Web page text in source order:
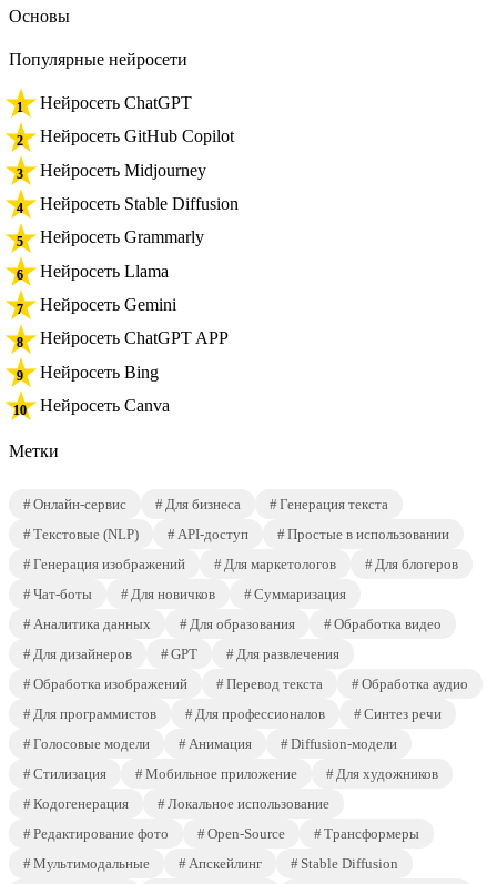
Основы
Популярные нейросети
Нейросеть ChatGPT
Нейросеть GitHub Copilot
Нейросеть Midjourney
Нейросеть Stable Diffusion
Нейросеть Grammarly
Нейросеть Llama
Нейросеть Gemini
Нейросеть ChatGPT APP
Нейросеть Bing
Нейросеть Canva
Метки
Онлайн-сервис Для бизнеса
Генерация текста
Текстовые (NLP)
API-доступ
Простые в использовании
Генерация изображений
Для маркетологов
Для блогеров
Чат-боты
Для новичков
Суммаризация
Аналитика данных
Для образования
Обработка видео
Для дизайнеров
GPT
Для развлечения
Обработка изображений
Перевод текста
Обработка аудио
Для программистов
Для профессионалов
Синтез речи
Голосовые модели
Анимация
Diffusion-модели
Стилизация
Мобильное приложение
Для художников
Кодогенерация
Локальное использование
Редактирование фото
Open-Source
Трансформеры
Мультимодальные
Апскейлинг
Stable Diffusion